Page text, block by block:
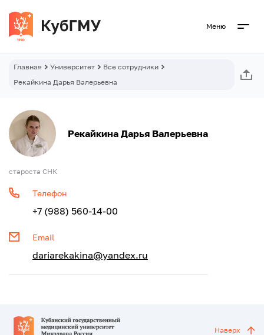
Меню
Главная Университет
Все сотрудники
Рекайкина Дарья Валерьевна
Рекайкина Дарья Валерьевна
староста СНК
Телефон
+7 (988) 560-14-00
Email
dariarekakina@yandex.ru
Наверх